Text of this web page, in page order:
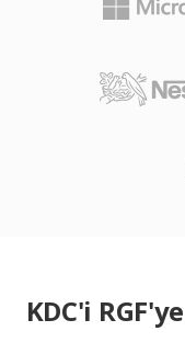
KDC'i